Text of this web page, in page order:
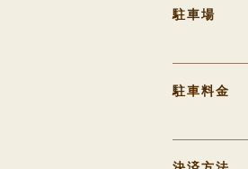
駐車場
駐車料金